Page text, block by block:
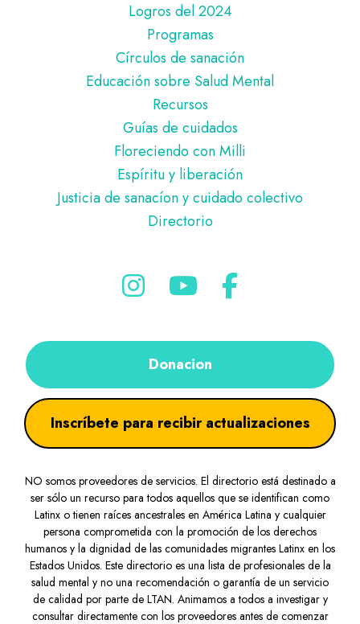
Logros del 2024
Programas
Círculos de sanación
Educación sobre Salud Mental
Recursos
Guías de cuidados
Floreciendo con Milli
Espíritu y liberación
Justicia de sanacíon y cuidado colectivo
Directorio
Donacion
Inscríbete para recibir actualizaciones
NO somos proveedores de servicios. El directorio está destinado a
ser sólo un recurso para todos aquellos que se identifican como
Latinx o tienen raíces ancestrales en América Latina y cualquier
persona comprometida con la promoción de los derechos
humanos y la dignidad de las comunidades migrantes Latinx en los
Estados Unidos. Este directorio es una lista de profesionales de la
salud mental y no una recomendación o garantía de un servicio
de calidad por parte de LTAN. Animamos a todos a investigar y
consultar directamente con los proveedores antes de comenzar